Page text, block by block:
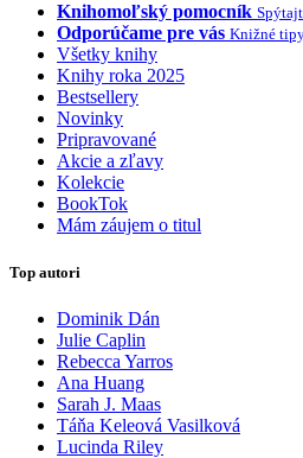
Knihomoľský pomocník
Odporúčame pre vás Knižné
Všetky knihy
Knihy roka 2025
Bestsellery
Novinky
Pripravované
Akcie a zľavy
Kolekcie
BookTok
Mám záujem o titul
Top autori
Dominik Dán
Julie Caplin
Rebecca Yarros
Ana Huang
Sarah J. Maas
Táňa Keleová Vasilková
Lucinda Riley